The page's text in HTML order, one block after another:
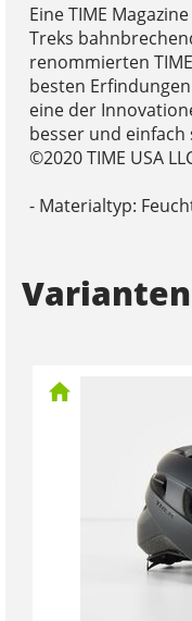
Eine TIME
Treks
renommierten
besten
eine der
besser und einfach
©2020 TIME USA
- Materialtyp:
Varianten